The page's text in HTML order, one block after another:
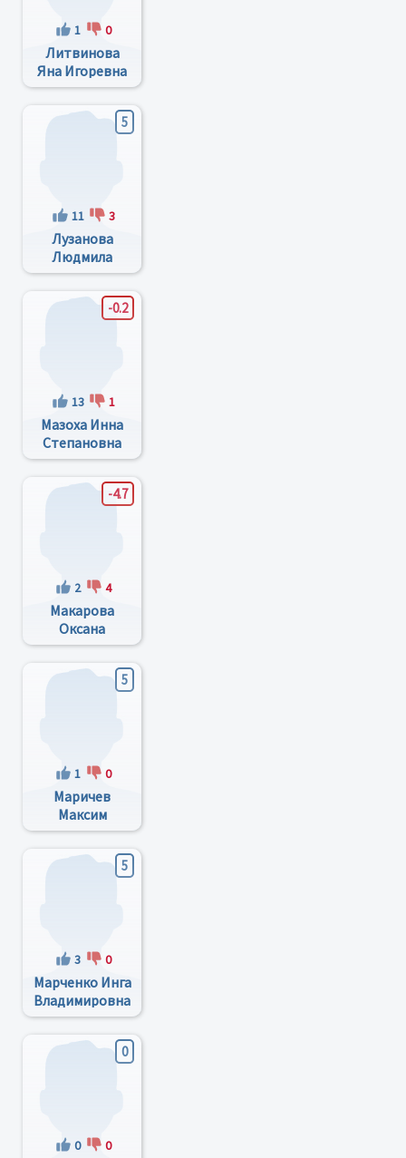
1 0
Литвинова
Яна Игоревна
5
11 3
Лузанова
Людмила
Владимировна
-0.2
13 1
Мазоха Инна
Степановна
-4.7
2 4
Макарова
Оксана
Станиславовна
5
1 0
Маричев
Максим
Николаевич
5
3 0
Марченко Инга
Владимировна
0
0 0